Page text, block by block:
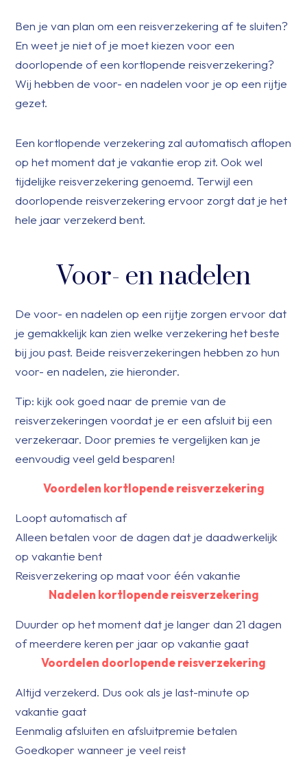
Ben je van plan om een reisverzekering af te sluiten?
En weet je niet of je moet kiezen voor een
doorlopende of een kortlopende reisverzekering?
Wij hebben de voor- en nadelen voor je op een rijtje
gezet.
Een kortlopende verzekering zal automatisch aflopen
op het moment dat je vakantie erop zit. Ook wel
tijdelijke reisverzekering genoemd. Terwijl een
doorlopende reisverzekering ervoor zorgt dat je het
hele jaar verzekerd bent.
Voor- en nadelen
De voor- en nadelen op een rijtje zorgen ervoor dat
je gemakkelijk kan zien welke verzekering het beste
bij jou past. Beide reisverzekeringen hebben zo hun
voor- en nadelen, zie hieronder.
Tip: kijk ook goed naar de premie van de
reisverzekeringen voordat je er een afsluit bij een
verzekeraar. Door premies te vergelijken kan je
eenvoudig veel geld besparen!
Voordelen kortlopende reisverzekering
Loopt automatisch af
Alleen betalen voor de dagen dat je daadwerkelijk
op vakantie bent
Reisverzekering op maat voor één vakantie
Nadelen kortlopende reisverzekering
Duurder op het moment dat je langer dan 21 dagen
of meerdere keren per jaar op vakantie gaat
Voordelen doorlopende reisverzekering
Altijd verzekerd. Dus ook als je last-minute op
vakantie gaat
Eenmalig afsluiten en afsluitpremie betalen
Goedkoper wanneer je veel reist